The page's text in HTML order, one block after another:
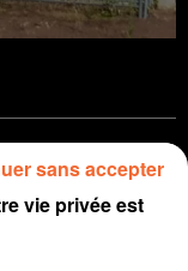
vie privée est
sans accepter